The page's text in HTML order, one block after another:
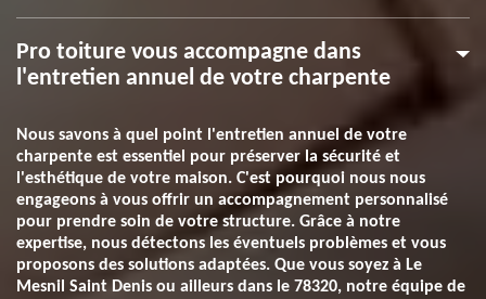
Pro toiture vous accompagne dans
l'entretien annuel de votre charpente
Nous savons à quel point l'entretien annuel de votre
charpente est essentiel pour préserver la sécurité et
l'esthétique de votre maison. C'est pourquoi nous nous
engageons à vous offrir un accompagnement personnalisé
pour prendre soin de votre structure. Grâce à notre
expertise, nous détectons les éventuels problèmes et vous
proposons des solutions adaptées. Que vous soyez à Le
Mesnil Saint Denis ou ailleurs dans le 78320, notre équipe de